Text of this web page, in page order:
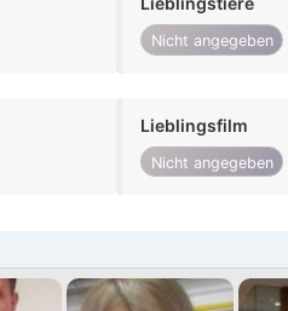
Nicht angegeben
Lieblingsfilm
Nicht angegeben